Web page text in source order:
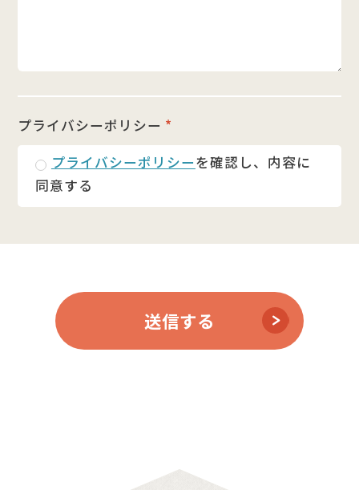
プライバシーポリシー *
プライバシーポリシーを確認し、内容に
同意する